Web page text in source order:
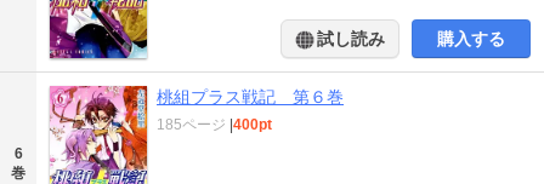
試し読み 購入する
6
巻
桃組プラス戦記 第６巻
185ページ 400pt